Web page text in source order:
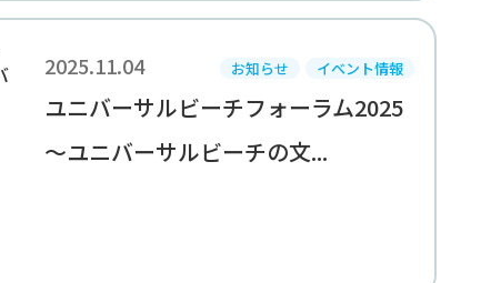
2025.11.04 お知らせ イベント情報
ユニバーサルビーチフォーラム2025
～ユニバーサルビーチの文...